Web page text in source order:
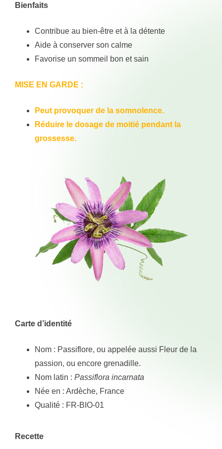
Bienfaits
Contribue au bien-être et à la détente
Aide à conserver son calme
Favorise un sommeil bon et sain
MISE EN GARDE :
Peut provoquer de la somnolence.
Réduire le dosage de moitié pendant la
grossesse.
Carte d’identité
Nom : Passiflore, ou appelée aussi Fleur de la
passion, ou encore grenadille.
Nom latin : Passiflora incarnata
Née en : Ardèche, France
Qualité : FR-BIO-01
Recette